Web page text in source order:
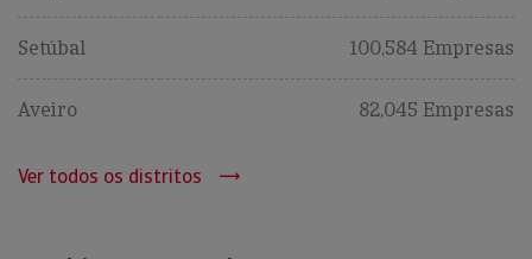
Setúbal 100,584 Empresas
Aveiro 82,045 Empresas
Ver todos os distritos